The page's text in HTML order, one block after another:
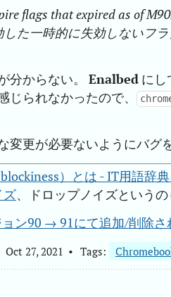
flags that expired as of
た一時的に失効しないフ
分からない。 Enalbed にし
じられなかったので、
変更が必要ないようにバグ
）とは - IT用語辞
ズ、ドロップノイズというの
ョン90 → 91にて追加/削除
Oct 27, 2021 Tags: